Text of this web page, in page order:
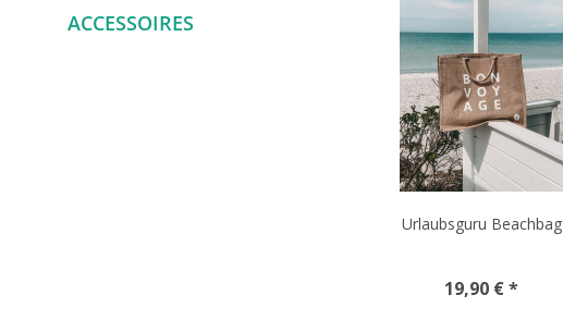
ACCESSOIRES
Urlaubsguru Beachbag
19,90 € *